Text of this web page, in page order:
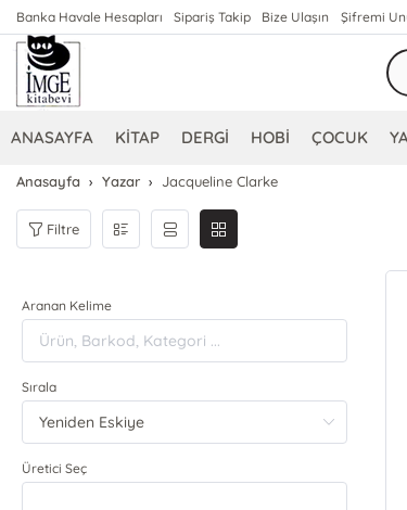
Banka Havale Hesapları Sipariş Takip Bize Ulaşın Şifremi
ANASAYFA KİTAP DERGİ HOBİ ÇOCUK
Anasayfa Yazar Jacqueline Clarke
Filtre
Aranan Kelime
Sırala
Üretici Seç